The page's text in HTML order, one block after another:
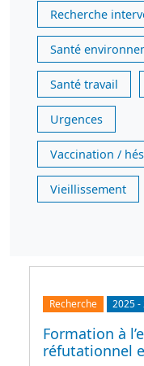
Recherche
Santé
Santé travail
Urgences
Vaccination /
Vieillissement
Recherche 2025-
Formation à
réfutationnel